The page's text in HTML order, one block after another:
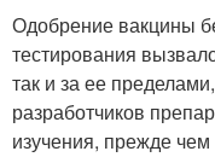
Одобрение вакцины
тестирования
так и за ее
разработчиков
изучения, прежде